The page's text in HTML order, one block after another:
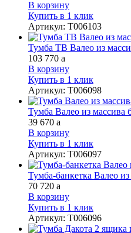
В корзину
Купить в 1 клик
Артикул: Т006103
Тумба ТВ Валео из
103 770 a
В корзину
Купить в 1 клик
Артикул: Т006098
Тумба Валео из массива
39 670 a
В корзину
Купить в 1 клик
Артикул: Т006097
Тумба-банкетка Валео
70 720 a
В корзину
Купить в 1 клик
Артикул: Т006096